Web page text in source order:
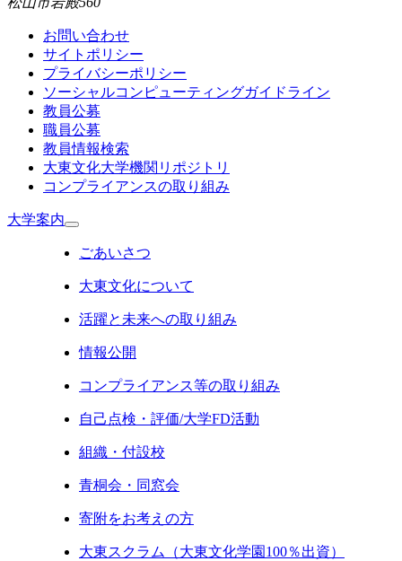
お問い合わせ
サイトポリシー
プライバシーポリシー
ソーシャルコンピューティングガイドライン
教員公募
職員公募
教員情報検索
大東文化大学機関リポジトリ
コンプライアンスの取り組み
大学案内
ごあいさつ
大東文化について
活躍と未来への取り組み
情報公開
コンプライアンス等の取り組み
自己点検・評価/大学FD活動
組織・付設校
青桐会・同窓会
寄附をお考えの方
大東スクラム（大東文化学園100％出資）